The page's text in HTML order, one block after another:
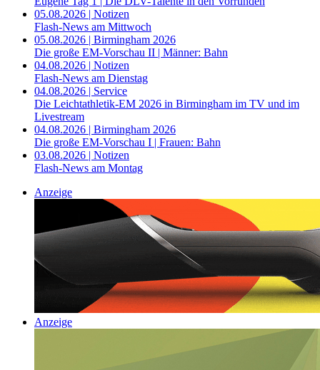
05.08.2026 | Notizen
Flash-News am Mittwoch
05.08.2026 | Birmingham 2026
Die große EM-Vorschau II | Männer: Bahn
04.08.2026 | Notizen
Flash-News am Dienstag
04.08.2026 | Service
Die Leichtathletik-EM 2026 in Birmingham im TV und im
Livestream
04.08.2026 | Birmingham 2026
Die große EM-Vorschau I | Frauen: Bahn
03.08.2026 | Notizen
Flash-News am Montag
Anzeige
Anzeige